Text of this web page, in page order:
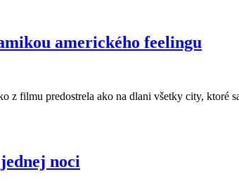
amerického feelingu
filmu predostrela ako na dlani všetky city, ktoré
noci